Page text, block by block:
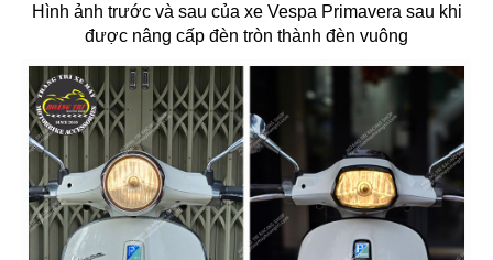
Hình ảnh trước và sau của xe Vespa Primavera sau khi
được nâng cấp đèn tròn thành đèn vuông